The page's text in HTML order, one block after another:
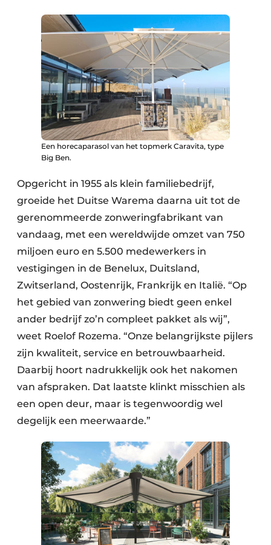
Een horecaparasol van het topmerk Caravita, type
Big Ben.
Opgericht in 1955 als klein familiebedrijf,
groeide het Duitse Warema daarna uit tot de
gerenommeerde zonweringfabrikant van
vandaag, met een wereldwijde omzet van 750
miljoen euro en 5.500 medewerkers in
vestigingen in de Benelux, Duitsland,
Zwitserland, Oostenrijk, Frankrijk en Italië. “Op
het gebied van zonwering biedt geen enkel
ander bedrijf zo’n compleet pakket als wij”,
weet Roelof Rozema. “Onze belangrijkste pijlers
zijn kwaliteit, service en betrouwbaarheid.
Daarbij hoort nadrukkelijk ook het nakomen
van afspraken. Dat laatste klinkt misschien als
een open deur, maar is tegenwoordig wel
degelijk een meerwaarde.”